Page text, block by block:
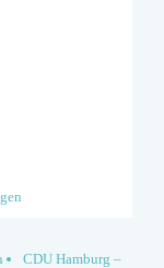
CDU Hamburg –